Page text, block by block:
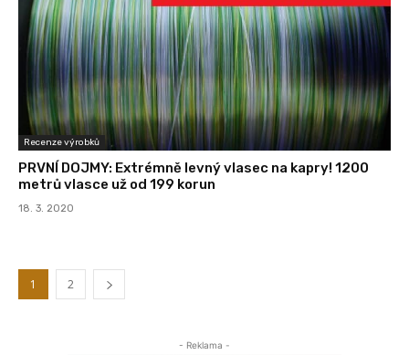
Recenze výrobků
PRVNÍ DOJMY: Extrémně levný vlasec na kapry! 1200
metrů vlasce už od 199 korun
18. 3. 2020
1 2
- Reklama -